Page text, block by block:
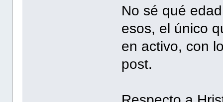
No sé qué
esos, el único
en activo, con
post.